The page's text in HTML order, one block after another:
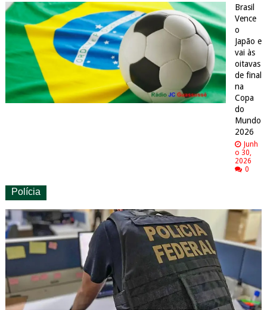
Brasil
Vence
o
Japão e
vai às
oitavas
de final
na
Copa
do
Mundo
2026
Junh
o 30,
2026
0
Polícia